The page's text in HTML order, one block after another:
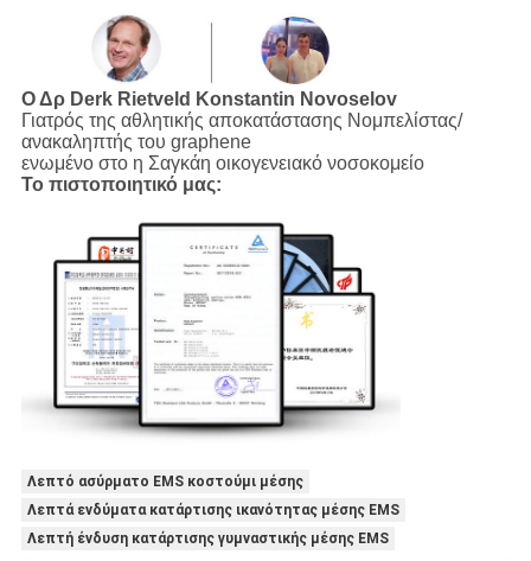
Ο Δρ Derk Rietveld Konstantin Novoselov
Γιατρός της αθλητικής αποκατάστασης Νομπελίστας/
ανακαληπτής του graphene
ενωμένο στο η Σαγκάη οικογενειακό νοσοκομείο
Το πιστοποιητικό μας:
Λεπτό ασύρματο EMS κοστούμι μέσης
Λεπτά ενδύματα κατάρτισης ικανότητας μέσης EMS
Λεπτή ένδυση κατάρτισης γυμναστικής μέσης EMS